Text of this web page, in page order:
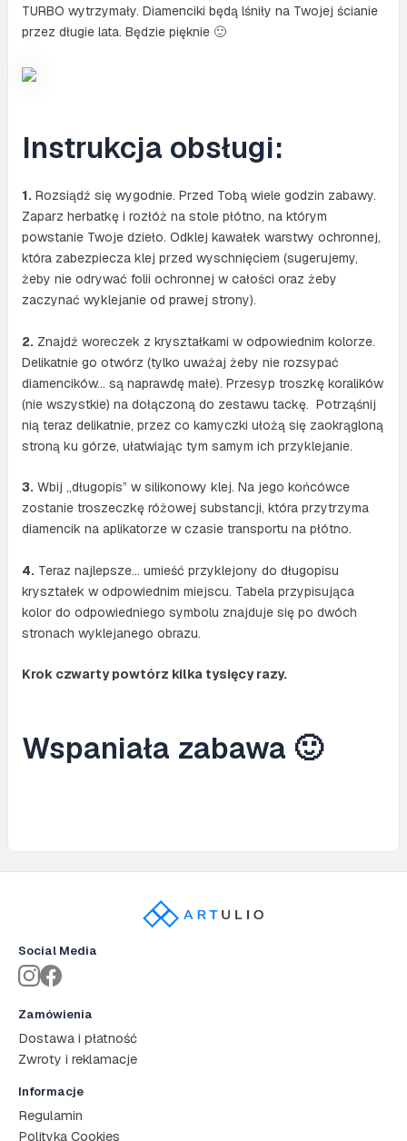
TURBO wytrzymały. Diamenciki będą lśniły na Twojej ścianie
przez długie lata. Będzie pięknie 🙂
Instrukcja obsługi:
1.Rozsiądź się wygodnie. Przed Tobą wiele godzin zabawy.
Zaparz herbatkę i rozłóż na stole płótno, na którym
powstanie Twoje dzieło. Odklej kawałek warstwy ochronnej,
która zabezpiecza klej przed wyschnięciem (sugerujemy,
żeby nie odrywać folii ochronnej w całości oraz żeby
zaczynać wyklejanie od prawej strony).
2.Znajdź woreczek z kryształkami w odpowiednim kolorze.
Delikatnie go otwórz (tylko uważaj żeby nie rozsypać
diamencików… są naprawdę małe). Przesyp troszkę koralików
(nie wszystkie) na dołączoną do zestawu tackę. Potrząśnij
nią teraz delikatnie, przez co kamyczki ułożą się zaokrągloną
stroną ku górze, ułatwiając tym samym ich przyklejanie.
3.Wbij „długopis” w silikonowy klej. Na jego końcówce
zostanie troszeczkę różowej substancji, która przytrzyma
diamencik na aplikatorze w czasie transportu na płótno.
4. Teraz najlepsze… umieść przyklejony do długopisu
kryształek w odpowiednim miejscu. Tabela przypisująca
kolor do odpowiedniego symbolu znajduje się po dwóch
stronach wyklejanego obrazu.
Krok czwarty powtórz kilka tysięcy razy.
Wspaniała zabawa 🙂
Zamówienia
Dostawa i płatność
Zwroty i reklamacje
Informacje
Regulamin
Polityka Cookies
Social Media